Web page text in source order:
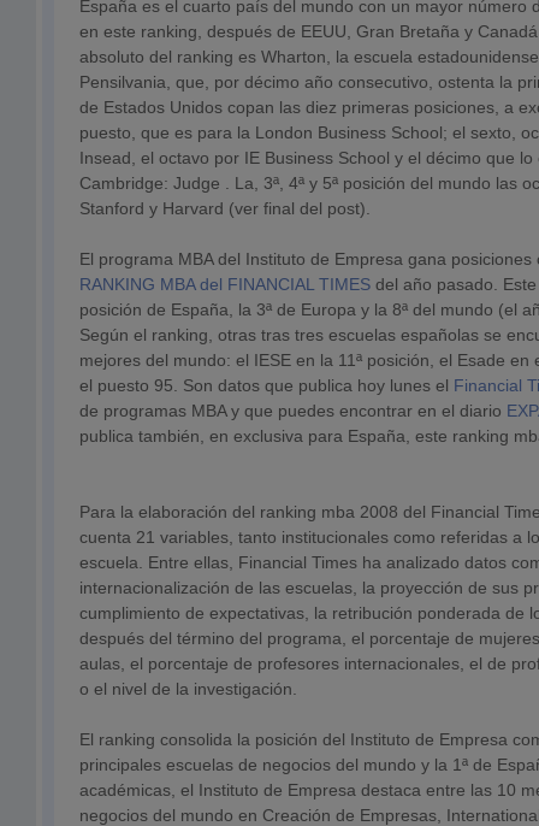
España es el cuarto país del mundo con un mayor número
en este ranking, después de EEUU, Gran Bretaña y
absoluto del ranking es Wharton, la escuela
Pensilvania, que, por décimo año consecutivo, ostenta la
de Estados Unidos copan las diez primeras posiciones, a
puesto, que es para la London Business School; el sexto,
Insead, el octavo por IE Business School y el décimo que
Cambridge: Judge . La, 3ª, 4ª y 5ª posición del mundo las
Stanford y Harvard (ver final del post).
El programa MBA del Instituto de Empresa gana posiciones
RANKING MBA del FINANCIAL TIMES del año pasado.
posición de España, la 3ª de Europa y la 8ª del mundo (el
Según el ranking, otras tras tres escuelas españolas se
mejores del mundo: el IESE en la 11ª posición, el Esade en
el puesto 95. Son datos que publica hoy lunes el Financial
de programas MBA y que puedes encontrar en el diario
publica también, en exclusiva para España, este ranking
Para la elaboración del ranking mba 2008 del Financial
cuenta 21 variables, tanto institucionales como referidas a
escuela. Entre ellas, Financial Times ha analizado datos
internacionalización de las escuelas, la proyección de sus
cumplimiento de expectativas, la retribución ponderada de
después del término del programa, el porcentaje de
aulas, el porcentaje de profesores internacionales, el de
o el nivel de la investigación.
El ranking consolida la posición del Instituto de Empresa
principales escuelas de negocios del mundo y la 1ª de
académicas, el Instituto de Empresa destaca entre las 10
negocios del mundo en Creación de Empresas,